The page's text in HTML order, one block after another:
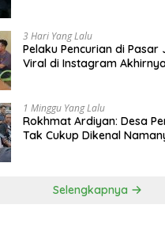
3 Hari Yang Lalu
Pelaku Pencurian di
Viral di Instagram
1 Minggu Yang Lalu
Rokhmat Ardiyan: Desa
Tak Cukup Dikenal
Selengkapnya